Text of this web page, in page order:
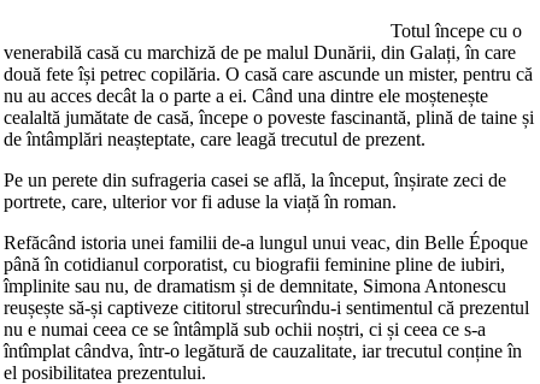
Totul începe cu o
venerabilă casă cu marchiză de pe malul Dunării, din Galați, în care
două fete își petrec copilăria. O casă care ascunde un mister, pentru că
nu au acces decât la o parte a ei. Când una dintre ele moștenește
cealaltă jumătate de casă, începe o poveste fascinantă, plină de taine și
de întâmplări neașteptate, care leagă trecutul de prezent.
Pe un perete din sufrageria casei se află, la început, înșirate zeci de
portrete, care, ulterior vor fi aduse la viață în roman.
Refăcând istoria unei familii de-a lungul unui veac, din Belle Époque
până în cotidianul corporatist, cu biografii feminine pline de iubiri,
împlinite sau nu, de dramatism și de demnitate, Simona Antonescu
reușește să-și captiveze cititorul strecurîndu-i sentimentul că prezentul
nu e numai ceea ce se întâmplă sub ochii noștri, ci și ceea ce s-a
întîmplat cândva, într-o legătură de cauzalitate, iar trecutul conține în
el posibilitatea prezentului.